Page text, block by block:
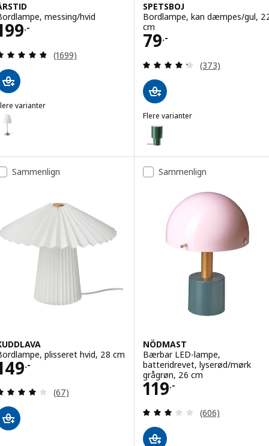
messing/hvid
.-
199.-
Anmeld: 4.8 ud af 5 Stjerner. Anmeldelser i alt:
(1699)
varianter
ÅRSTID, Bordlampe, forniklet/hvid
SPETSBOJ
Bordlampe, kan dæmpes/gul,
cm
79.-
Pris 79.-
Anmeld: 4.3 ud
(373)
Flere varianter
SPETSBOJ
Mulighed: SPETSBOJ,
Mulighed: SPETSBOJ,
Sammenlign
plisseret hvid, 28 cm
.-
149.-
Anmeld: 4 ud af 5 Stjerner. Anmeldelser i alt:
(67)
Sammenlign
NÖDMAST
Bærbar LED-lampe,
batteridrevet, lyserød/mørk
grågrøn, 26 cm
119.-
Pris 119.-
Anmeld: 2.9 ud
(606)